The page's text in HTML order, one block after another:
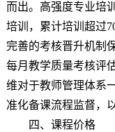
而出。高强度专业培
培训，累计培训超过
完善的考核晋升机制
每月教学质量考核评
维对于教师管理体系
准化备课流程监督，
四、课程价格